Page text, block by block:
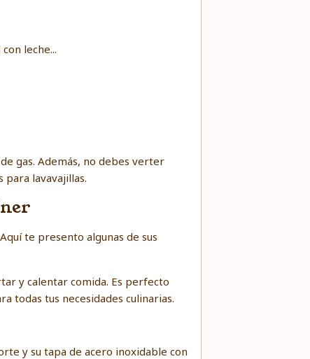
leche...
gas. Además, no debes verter
para lavavajillas.
te presento algunas de sus
y calentar comida. Es perfecto
todas tus necesidades culinarias.
y su tapa de acero inoxidable con